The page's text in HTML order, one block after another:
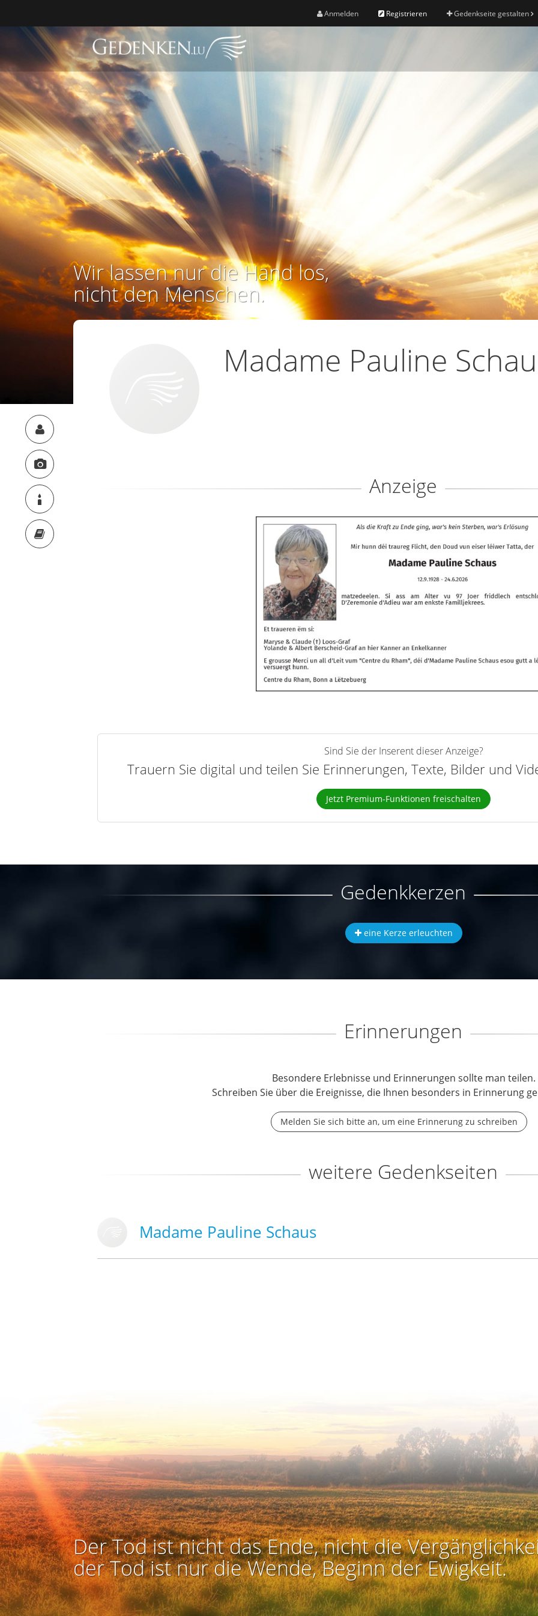
Anmelden Registrieren Gedenkseite gestalten
Wir lassen nur die Hand los,
nicht den Menschen.
Madame Pauline
Anzeige
Sind Sie der Inserent dieser Anzeige?
Trauern Sie digital und teilen Sie Erinnerungen, Texte, Bilder und
Jetzt Premium-Funktionen freischalten
Gedenkkerzen
eine Kerze erleuchten
Erinnerungen
Besondere Erlebnisse und Erinnerungen sollte man teilen.
Schreiben Sie über die Ereignisse, die Ihnen besonders in Erinnerung
Melden Sie sich bitte an, um eine Erinnerung zu schreiben
weitere Gedenkseiten
Madame Pauline Schaus
Der Tod ist nicht das Ende, nicht die
der Tod ist nur die Wende, Beginn der Ewigkeit.